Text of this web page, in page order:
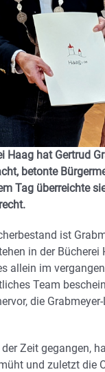
Haag hat Gertrud
betonte
Tag überreichte
ist
in der
allein im
Team
die
Zeit gegangen,
und zuletzt die